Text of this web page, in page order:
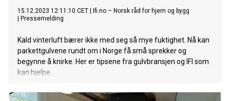
15.12.2023 12:11:10 CET
Ifi.no – Norsk råd for hjem og bygg
Pressemelding
Kald vinterluft bærer ikke med seg så mye fuktighet. Nå kan
parkettgulvene rundt om i Norge få små sprekker og
begynne å knirke. Her er tipsene fra gulvbransjen og IFI som
kan hjelpe.